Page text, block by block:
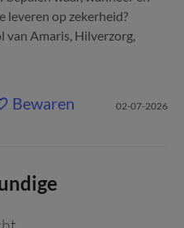
leveren op zekerheid?
van Amaris, Hilverzorg,
Bewaren 02-07-2026